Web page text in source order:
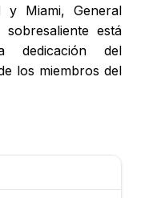
y Miami, General
está
dedicación del
los miembros del